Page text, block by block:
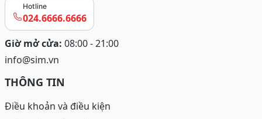
Hotline
024.6666.6666
Giờ mở cửa: 08:00 - 21:00
info@sim.vn
THÔNG TIN
Điều khoản và điều kiện